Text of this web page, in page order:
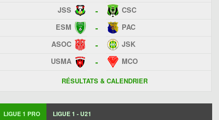
JSS -
CSC
ESM
-
PAC
ASOC
-
JSK
USMA
- MCO
RÉSULTATS & CALENDRIER
LIGUE 1 PRO LIGUE 1 - U21